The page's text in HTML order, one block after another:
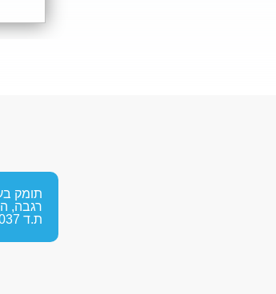
תומק
רגבה,
ת.ד 1037 נהריה